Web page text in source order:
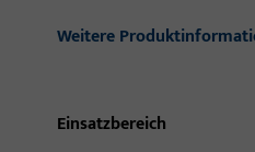
Weitere
Einsatzbereich